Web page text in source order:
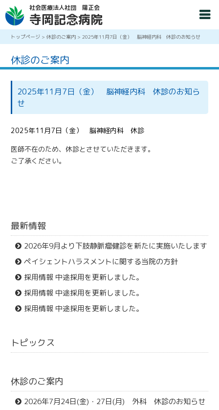
社会医療法人社団 陽正会
寺岡記念病院
トップページ >休診のご案内 >2025年11月7日（金） 脳神経内科 休診のお知らせ
休診のご案内
2025年11月7日（金） 脳神経内科 休診のお知ら
せ
2025年11月7日（金） 脳神経内科 休診
医師不在のため、休診とさせていただきます。
ご了承ください。
最新情報
2026年9月より下肢静脈瘤健診を新たに実施いたします
ペイシェントハラスメントに関する当院の方針
採用情報 中途採用を更新しました。
採用情報 中途採用を更新しました。
採用情報 中途採用を更新しました。
トピックス
休診のご案内
2026年7月24日(金)・27日(月) 外科 休診のお知らせ